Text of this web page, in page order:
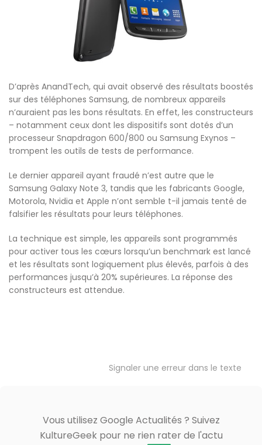
D’après AnandTech, qui avait observé des résultats boostés
sur des téléphones Samsung, de nombreux appareils
n’auraient pas les bons résultats. En effet, les constructeurs
– notamment ceux dont les dispositifs sont dotés d’un
processeur Snapdragon 600/800 ou Samsung Exynos –
trompent les outils de tests de performance.
Le dernier appareil ayant fraudé n’est autre que le
Samsung Galaxy Note 3, tandis que les fabricants Google,
Motorola, Nvidia et Apple n’ont semble t-il jamais tenté de
falsifier les résultats pour leurs téléphones.
La technique est simple, les appareils sont programmés
pour activer tous les cœurs lorsqu’un benchmark est lancé
et les résultats sont logiquement plus élevés, parfois à des
performances jusqu’à 20% supérieures. La réponse des
constructeurs est attendue.
Signaler une erreur dans le texte
Vous utilisez Google Actualités ? Suivez
KultureGeek pour ne rien rater de l'actu